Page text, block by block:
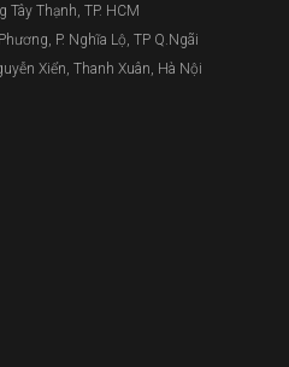
Thạnh, TP. HCM
P. Nghĩa Lộ, TP Q.Ngãi
Xiển, Thanh Xuân, Hà Nội